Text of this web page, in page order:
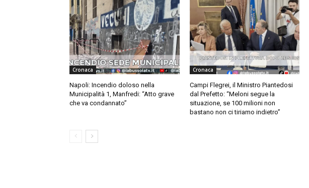
Cronaca
Napoli: Incendio doloso nella
Municipalità 1, Manfredi: “Atto grave
che va condannato”
Cronaca
Campi Flegrei, il Ministro Piantedosi
dal Prefetto: “Meloni segue la
situazione, se 100 milioni non
bastano non ci tiriamo indietro”